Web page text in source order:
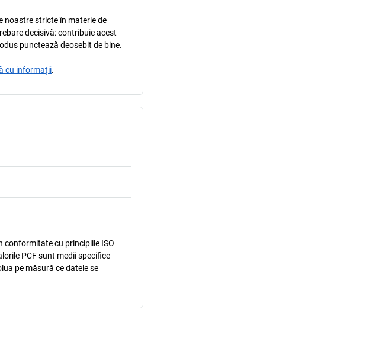
noastre stricte în materie de
decisivă: contribuie acest
punctează deosebit de bine.
cu informații.
conformitate cu principiile ISO
PCF sunt medii specifice
pe măsură ce datele se